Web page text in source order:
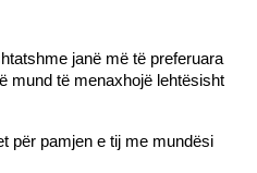
janë më të preferuara
mund të menaxhojë lehtësisht
për pamjen e tij me mundësi